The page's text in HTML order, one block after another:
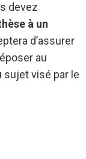
devez
à un
d’assurer
au
sujet visé par le